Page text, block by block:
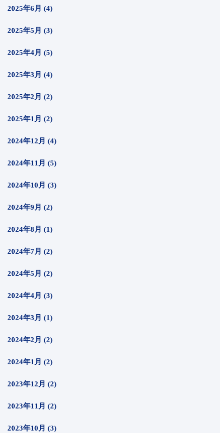
2025年6月 (4)
2025年5月 (3)
2025年4月 (5)
2025年3月 (4)
2025年2月 (2)
2025年1月 (2)
2024年12月 (4)
2024年11月 (5)
2024年10月 (3)
2024年9月 (2)
2024年8月 (1)
2024年7月 (2)
2024年5月 (2)
2024年4月 (3)
2024年3月 (1)
2024年2月 (2)
2024年1月 (2)
2023年12月 (2)
2023年11月 (2)
2023年10月 (3)